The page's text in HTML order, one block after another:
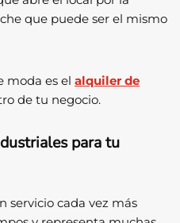
que puede ser el mismo
moda es el alquiler de
de tu negocio.
para tu
servicio cada vez más